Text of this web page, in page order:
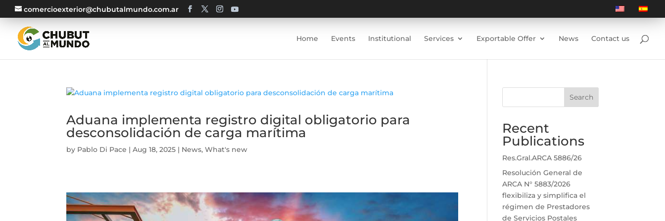
comercioexterior@chubutalmundo.com.ar
Home Events Institutional Services Exportable Offer News Contact us
Aduana implementa registro digital obligatorio para
desconsolidación de carga marítima
by Pablo Di Pace |Aug 18, 2025 | News,What's new
Search
Recent
Publications
Res.Gral.ARCA 5886/26
Resolución General de
ARCA N° 5883/2026
flexibiliza y simplifica el
régimen de Prestadores
de Servicios Postales